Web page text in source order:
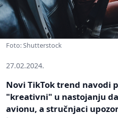
Foto: Shutterstock
27.02.2024.
Novi TikTok trend navodi
"kreativni" u nastojanju
avionu, a stručnjaci